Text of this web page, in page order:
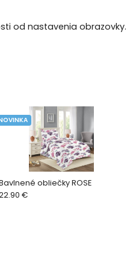
od nastavenia obrazovky.
obliečky ROSE
€